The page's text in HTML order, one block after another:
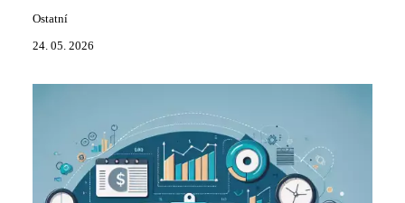
Ostatní
24. 05. 2026